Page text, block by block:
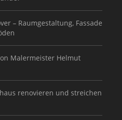
– Raumgestaltung, Fassade
Malermeister Helmut
renovieren und streichen